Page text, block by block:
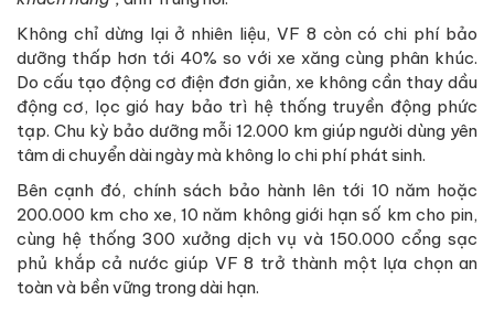
Không chỉ dừng lại ở nhiên liệu, VF 8 còn có chi phí bảo
dưỡng thấp hơn tới 40% so với xe xăng cùng phân khúc.
Do cấu tạo động cơ điện đơn giản, xe không cần thay dầu
động cơ, lọc gió hay bảo trì hệ thống truyền động phức
tạp. Chu kỳ bảo dưỡng mỗi 12.000 km giúp người dùng yên
tâm di chuyển dài ngày mà không lo chi phí phát sinh.
Bên cạnh đó, chính sách bảo hành lên tới 10 năm hoặc
200.000 km cho xe, 10 năm không giới hạn số km cho pin,
cùng hệ thống 300 xưởng dịch vụ và 150.000 cổng sạc
phủ khắp cả nước giúp VF 8 trở thành một lựa chọn an
toàn và bền vững trong dài hạn.